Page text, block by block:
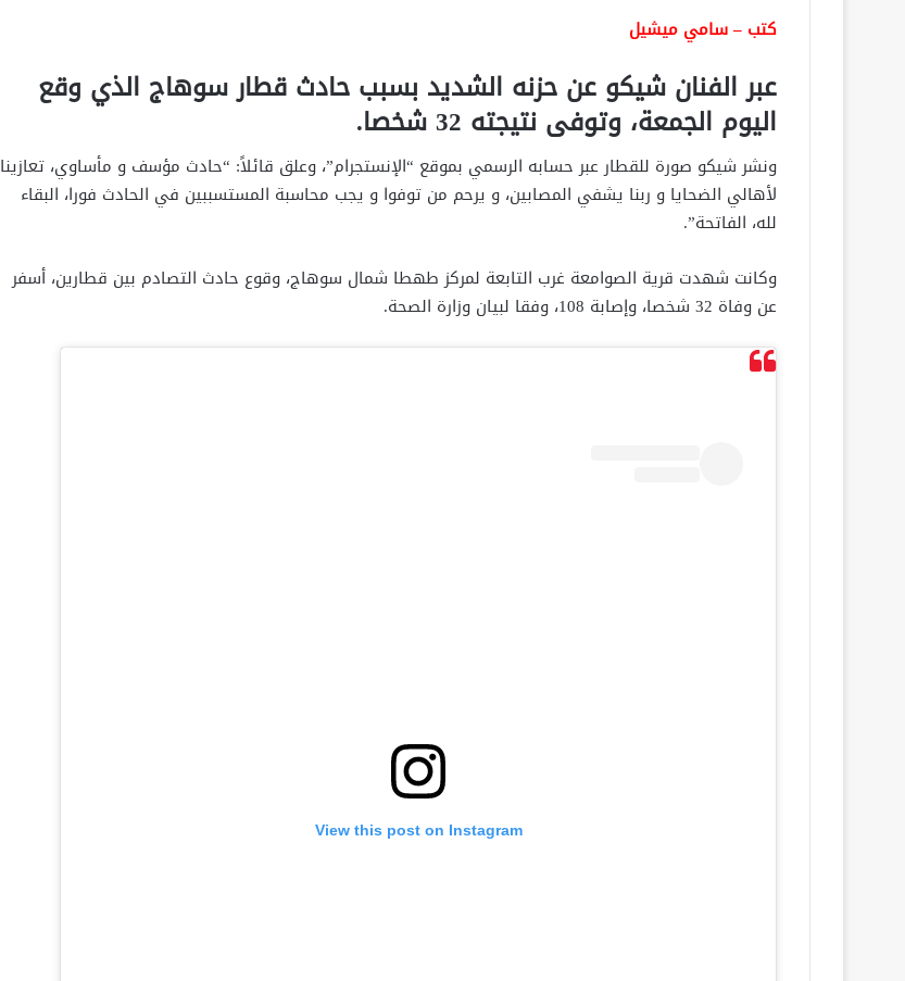
كتب – سامي ميشيل
عبر الفنان شيكو عن حزنه الشديد بسبب حادث قطار سوهاج الذي وقع
اليوم الجمعة، وتوفى نتيجته 32 شخصا.
ونشر شيكو صورة للقطار عبر حسابه الرسمي بموقع “الإنستجرام”، وعلق قائلاً: “حادث مؤسف و مأساوي، تعازينا
لأهالي الضحايا و ربنا يشفي المصابين، و يرحم من توفوا و يجب محاسبة المستسببين في الحادث فورا، البقاء
لله، الفاتحة”.
وكانت شهدت قرية الصوامعة غرب التابعة لمركز طهطا شمال سوهاج، وقوع حادث التصادم بين قطارين، أسفر
عن وفاة 32 شخصا، وإصابة 108، وفقا لبيان وزارة الصحة.
View this post on Instagram